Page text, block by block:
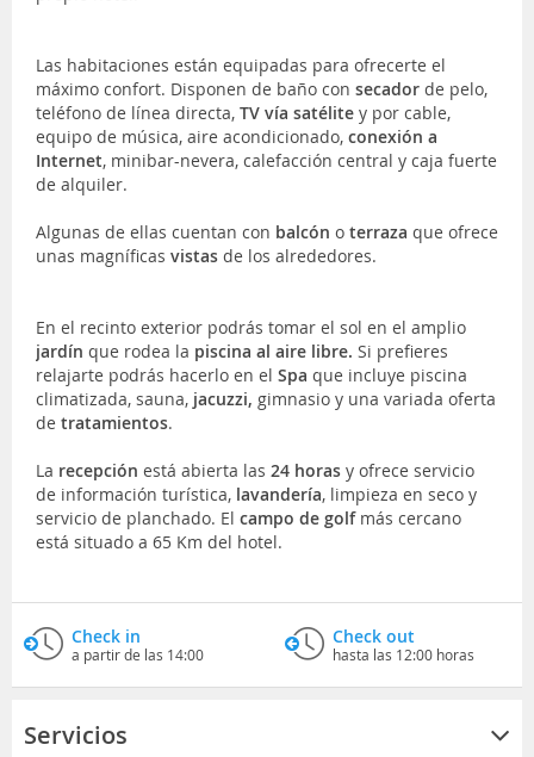
Las habitaciones están equipadas para ofrecerte el
máximo confort. Disponen de baño con secador de pelo,
teléfono de línea directa, TV vía satélite y por cable,
equipo de música, aire acondicionado, conexión a
Internet, minibar-nevera, calefacción central y caja fuerte
de alquiler.
Algunas de ellas cuentan con balcón o terraza que ofrece
unas magníficas vistas de los alrededores.
En el recinto exterior podrás tomar el sol en el amplio
jardín que rodea la piscina al aire libre. Si prefieres
relajarte podrás hacerlo en el Spa que incluye piscina
climatizada, sauna, jacuzzi, gimnasio y una variada oferta
de tratamientos.
La recepción está abierta las 24 horas y ofrece servicio
de información turística, lavandería, limpieza en seco y
servicio de planchado. El campo de golfmás cercano
está situado a 65 Km del hotel.
Check in
a partir de las 14:00
Check out
hasta las 12:00 horas
Servicios